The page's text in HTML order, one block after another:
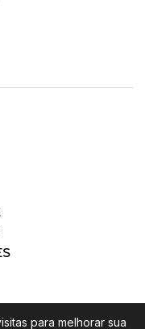
para melhorar sua